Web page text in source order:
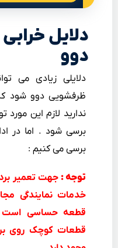
دلایل
دوو
دلایلی زیادی می
ظرفشویی دوو شود
ندارید لازم این
برسی شود . اما در
برسی می کنیم :
توجه : جهت تعمیر
خدمات نمایندگی
قطعه حساسی است
قطعات کوچک روی